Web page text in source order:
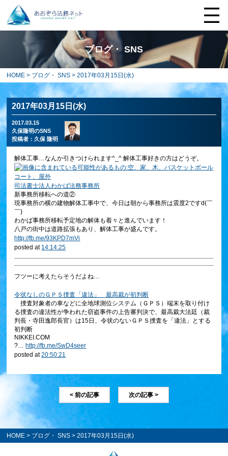
ブログ・ SNS
HOME > ブログ・ SNS > 2017年03月15日(水)
2017年03月15日(水)
2017.03.15
久保隆明のSNS
投稿者：久保 隆明
解体工事…なんか引きつけられます^_^ 解体工事好きの方はどうぞ。
司法書士法人わかば法務事務所
新事務所移転への道②
現事務所の横の建物解体工事中で、今日は朝から事務所は震度2ですd(￣
￣)
わかば事務所移転予定地の解体も着々と進んでいます！
八戸の街中は道路拡張もあり、解体工事が盛んです。
http://fb.me/93KPD7mVi
posted at 14:14:25
フツーに考えたらそうだよね…
令状なしのＧＰＳ捜査「違法」 最高裁が初判断
捜査対象者の車などに全地球測位システム（ＧＰＳ）端末を取り付け
る捜査の違法性が争われた窃盗事件の上告審判決で、最高裁大法廷（裁
判長・寺田逸郎長官）は15日、令状のないＧＰＳ捜査を「違法」とする
初判断
NIKKEI.COM
?… http://fb.me/SwD4seer
posted at20:50:21
< 前の記事 次の記事 >
HOME > ブログ・ SNS > 2017年03月15日(水)